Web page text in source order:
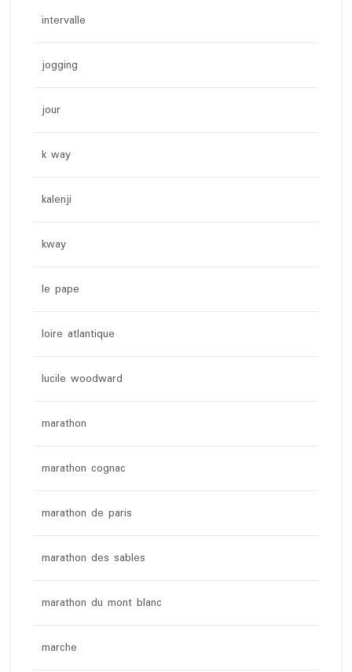
intervalle
jogging
jour
k way
kalenji
kway
le pape
loire atlantique
lucile woodward
marathon
marathon cognac
marathon de paris
marathon des sables
marathon du mont blanc
marche